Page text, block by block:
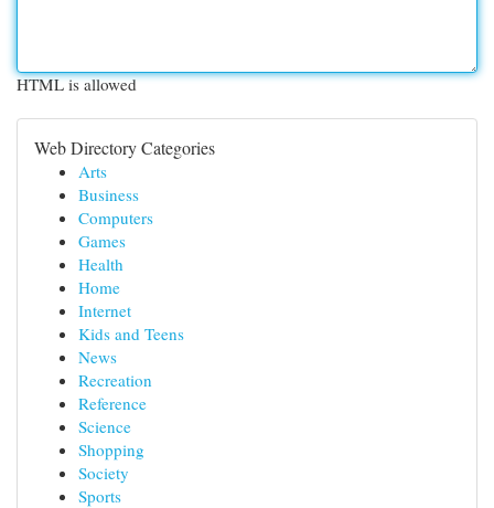
HTML is allowed
Web Directory Categories
Arts
Business
Computers
Games
Health
Home
Internet
Kids and Teens
News
Recreation
Reference
Science
Shopping
Society
Sports